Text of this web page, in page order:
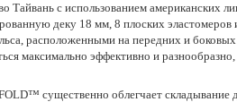
Тайвань с использованием американских
деку 18 мм, 8 плоских
расположенными на передних и
максимально эффективно и
существенно облегчает